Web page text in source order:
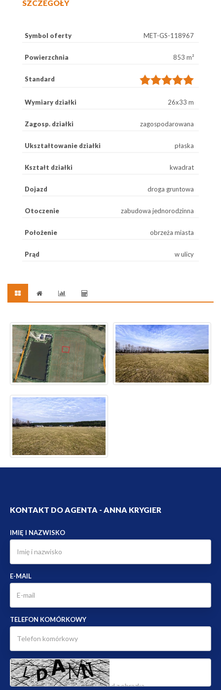
SZCZEGÓŁY
Symbol oferty MET-GS-118967
Powierzchnia 853 m²
Standard
Wymiary działki 26x33 m
Zagosp. działki zagospodarowana
Ukształtowanie działki płaska
Kształt działki kwadrat
Dojazd droga gruntowa
Otoczenie zabudowa jednorodzinna
Położenie obrzeża miasta
Prąd w ulicy
KONTAKT DO AGENTA - ANNA KRYGIER
IMIĘ I NAZWISKO
E-MAIL
TELEFON KOMÓRKOWY